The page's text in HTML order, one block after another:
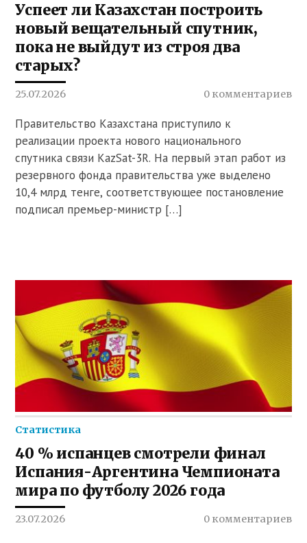
Успеет ли Казахстан построить
новый вещательный спутник,
пока не выйдут из строя два
старых?
25.07.2026 0 комментариев
Правительство Казахстана приступило к
реализации проекта нового национального
спутника связи KazSat-3R. На первый этап работ из
резервного фонда правительства уже выделено
10,4 млрд тенге, соответствующее постановление
подписал премьер-министр […]
Статистика
40 % испанцев смотрели финал
Испания-Аргентина Чемпионата
мира по футболу 2026 года
23.07.2026 0 комментариев